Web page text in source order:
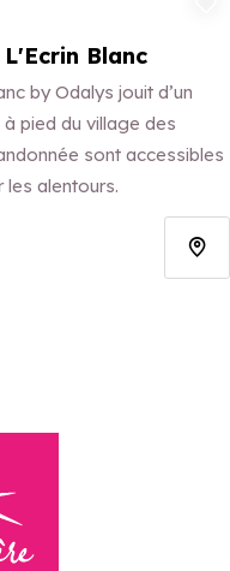
Blanc
by Odalys jouit d’un
pied du village des
sont accessibles
les alentours.